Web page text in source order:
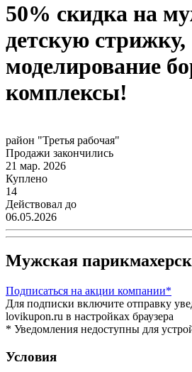
50% скидка на
детскую стрижку,
моделирование
комплексы!
район "Третья рабочая"
Продажи закончились
21 мар. 2026
Куплено
14
Действовал до
06.05.2026
Мужская
Подписаться на акции компании*
Для подписки включите отправку
lovikupon.ru в настройках браузера
* Уведомления недоступны для
Условия